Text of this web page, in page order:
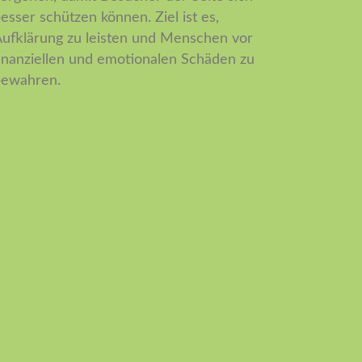
schützen können. Ziel ist es,
zu leisten und Menschen vor
und emotionalen Schäden zu